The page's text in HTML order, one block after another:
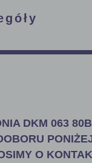
DKM 063
O